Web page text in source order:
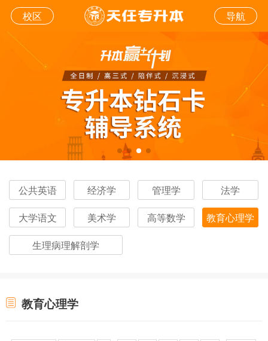
校区 导航
公共英语 经济学 管理学 法学
大学语文 美术学 高等数学 教育心理学
生理病理解剖学
教育心理学